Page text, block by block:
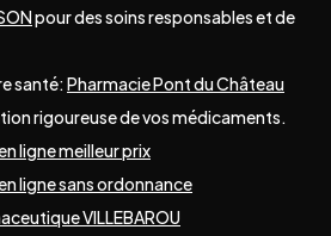
pour des soins responsables et de
santé: Pharmacie Pont du Château
rigoureuse de vos médicaments.
ligne meilleur prix
ligne sans ordonnance
VILLEBAROU